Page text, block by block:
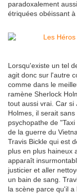
paradoxalement
étriquées obéissant
Lorsqu'existe un tel
agit donc sur l'autre
comme dans le
ramène Sherlock
tout aussi vrai. Car si
Holmes, il serait
psychopathe de
de la guerre du
Travis Bickle qui est
plus en plus haineux
apparaît
justicier et aller
un bain de sang.
la scène parce qu'il